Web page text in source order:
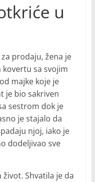
u
prodaju, žena je
sa svojim
majke koje je
je bio sakriven
sestrom dok je
je stajalo da
njoj, iako je
dodeljivao sve
Shvatila je da